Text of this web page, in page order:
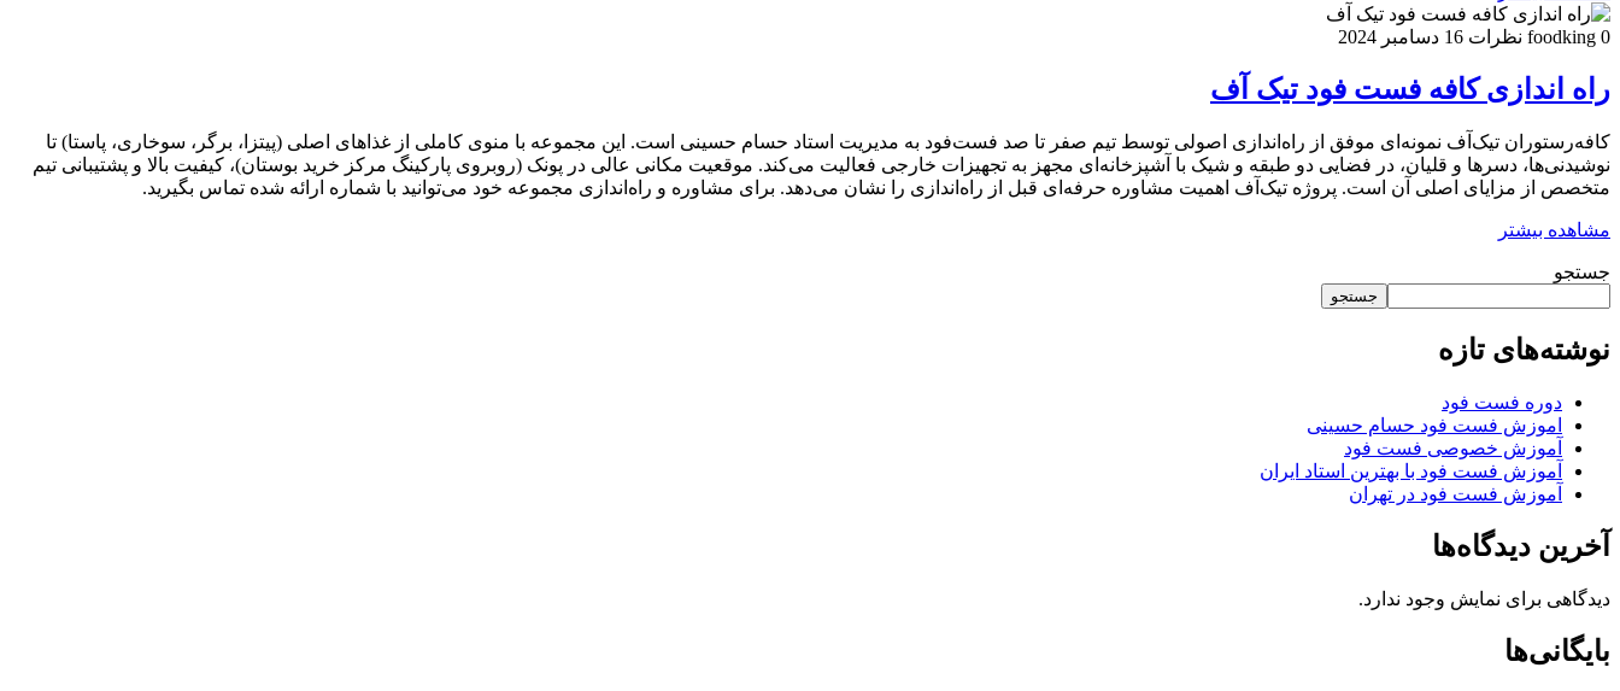
foodking 0 نظرات 16 دسامبر 2024
راه اندازی کافه فست فود تیک آف
کافه‌رستوران تیک‌آف نمونه‌ای موفق از راه‌اندازی اصولی توسط تیم صفر تا صد فست‌فود به مدیریت استاد حسام حسینی است. این مجموعه با منوی کاملی از غذاهای اصلی (پیتزا، برگر، سوخاری، پاستا) تا
نوشیدنی‌ها، دسرها و قلیان، در فضایی دو طبقه و شیک با آشپزخانه‌ای مجهز به تجهیزات خارجی فعالیت می‌کند. موقعیت مکانی عالی در پونک (روبروی پارکینگ مرکز خرید بوستان)، کیفیت بالا و پشتیبانی تیم
متخصص از مزایای اصلی آن است. پروژه تیک‌آف اهمیت مشاوره حرفه‌ای قبل از راه‌اندازی را نشان می‌دهد. برای مشاوره و راه‌اندازی مجموعه خود می‌توانید با شماره ارائه شده تماس بگیرید.
مشاهده بیشتر
جستجو
جستجو
نوشته‌های تازه
دوره فست فود
اموزش فست فود حسام حسینی
آموزش خصوصی فست فود
آموزش فست فود با بهترین استاد ایران
آموزش فست فود در تهران
آخرین دیدگاه‌ها
دیدگاهی برای نمایش وجود ندارد.
بایگانی‌ها